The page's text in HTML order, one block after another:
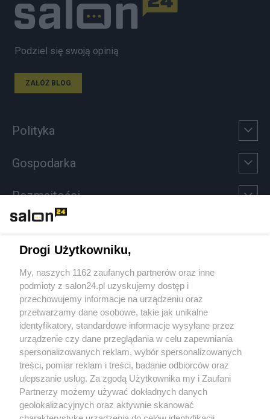
Podziel się swoją opinią
ZAŁÓŻ BLOG
Polityka
Gospodarka
Rozmaitości
Sport
Społeczeństwo
Kultura
X Facebook Instagram Youtube
Drogi Użytkowniku,
My, naszych 1162 zaufanych partnerów oraz inne
podmioty z salon24.pl uzyskujemy dostęp i
przechowujemy informacje na urządzeniu oraz
przetwarzamy dane osobowe, takie jak unikalne
identyfikatory, standardowe informacje wysyłane przez
urządzenie czy dane przeglądania w celu zapewniania
spersonalizowanych reklam, wybór spersonalizowanych
treści, pomiar reklam i treści, badanie odbiorców oraz
ulepszanie usług. Za zgodą Użytkownika my i Zaufani
Partnerzy możemy używać dokładnych danych
geolokalizacyjnych oraz aktywnie skanować